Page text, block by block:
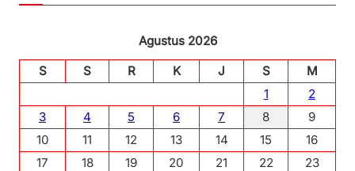
Agustus 2026
S
S R K J S
M
1
2
3
4 5 6 7 8
9
10
11 12 13 14 15
16
17
18 19 20 21 22
23